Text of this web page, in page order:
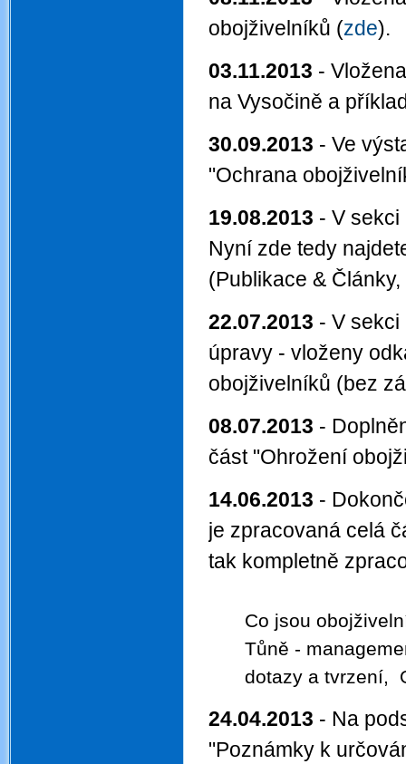
obojživelníků (zde).
03.11.2013 -
na Vysočině a
30.09.2013 - Ve
"Ochrana
19.08.2013 - V
Nyní zde tedy
(Publikace &
22.07.2013 - V
úpravy - vloženy
obojživelníků (bez
08.07.2013 -
část "Ohrožení
14.06.2013 -
je zpracovaná celá
tak
Co jsou
Tůně -
dotazy a tvrzení,
24.04.2013 - Na
"Poznámky k